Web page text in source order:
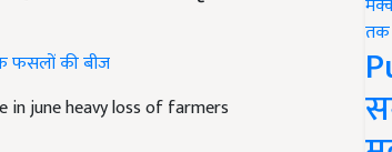
फसलों की बीज
in june heavy loss of farmers